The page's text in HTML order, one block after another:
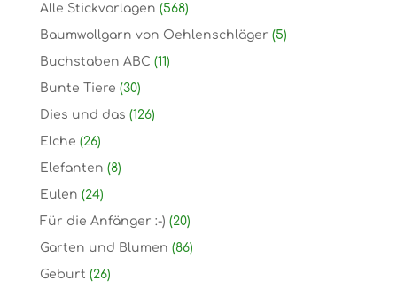
Alle Stickvorlagen (568)
Baumwollgarn von Oehlenschläger (5)
Buchstaben ABC (11)
Bunte Tiere (30)
Dies und das (126)
Elche (26)
Elefanten (8)
Eulen (24)
Für die Anfänger :-) (20)
Garten und Blumen (86)
Geburt (26)